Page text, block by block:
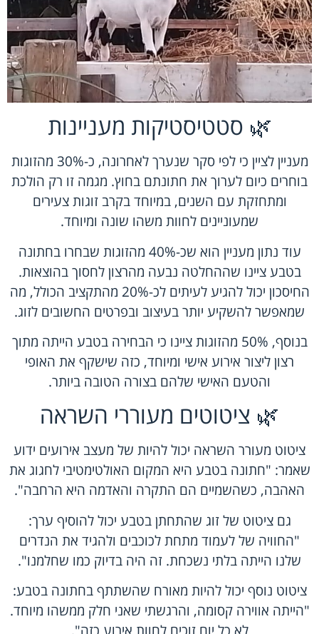
🌿 סטטיסטיקות מעניינות
מעניין לציין כי לפי סקר שנערך לאחרונה, כ-30% מהזוגות
בוחרים כיום לערוך את חתונתם בחוץ. מגמה זו רק הולכת
ומתחזקת עם השנים, במיוחד בקרב זוגות צעירים
שמעוניינים לחוות משהו שונה ומיוחד.
עוד נתון מעניין הוא שכ-40% מהזוגות שבחרו בחתונה
בטבע ציינו שההחלטה נבעה מהרצון לחסוך בהוצאות.
החיסכון יכול להגיע לעיתים לכ-20% מהתקציב הכולל, מה
שמאפשר להשקיע יותר בעיצוב ובפרטים החשובים לזוג.
בנוסף, 50% מהזוגות ציינו כי הבחירה בטבע הייתה מתוך
רצון ליצור אירוע אישי ומיוחד, כזה שישקף את האופי
והטעם האישי שלהם בצורה הטובה ביותר.
🌿 ציטוטים מעוררי השראה
ציטוט מעורר השראה יכול להיות של מעצב אירועים ידוע
שאמר: "חתונה בטבע היא המקום האולטימטיבי לחגוג את
האהבה, כשהשמיים הם התקרה והאדמה היא הרחבה".
גם ציטוט של זוג שהתחתן בטבע יכול להוסיף ערך:
"החוויה של לעמוד מתחת לכוכבים ולהגיד את הנדרים
שלנו הייתה בלתי נשכחת. זה היה בדיוק כמו שחלמנו".
ציטוט נוסף יכול להיות מאורח שהשתתף בחתונה בטבע:
"הייתה אווירה קסומה, והרגשתי שאני חלק ממשהו מיוחד.